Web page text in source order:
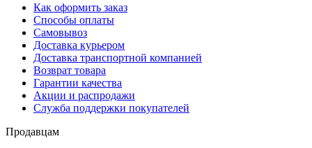
Как оформить заказ
Способы оплаты
Самовывоз
Доставка курьером
Доставка транспортной компанией
Возврат товара
Гарантии качества
Акции и распродажи
Служба поддержки покупателей
Продавцам